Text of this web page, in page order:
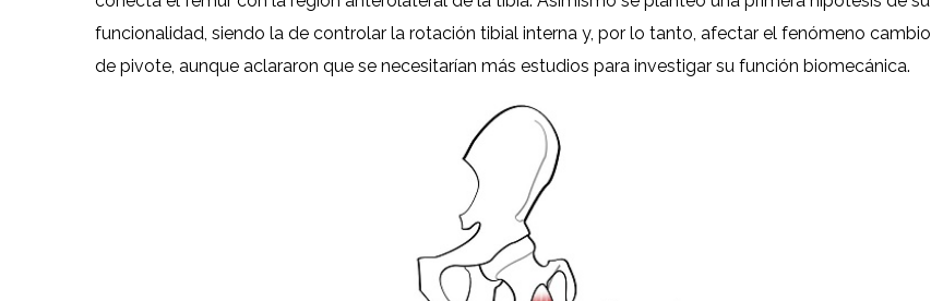
funcionalidad, siendo la de controlar la rotación tibial interna y, por lo tanto, afectar el fenómeno cambio
de pivote, aunque aclararon que se necesitarían más estudios para investigar su función biomecánica.